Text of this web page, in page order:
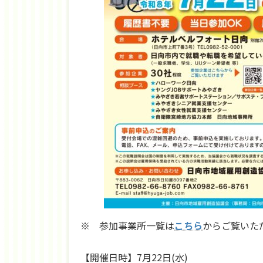
※ 参加事業所一覧はこちらからご覧いた
【開催日時】7月22日(水)